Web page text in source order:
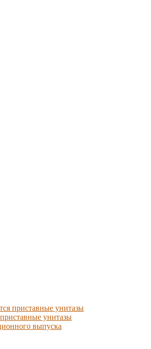
приставные унитазы
унитазы
выпуска